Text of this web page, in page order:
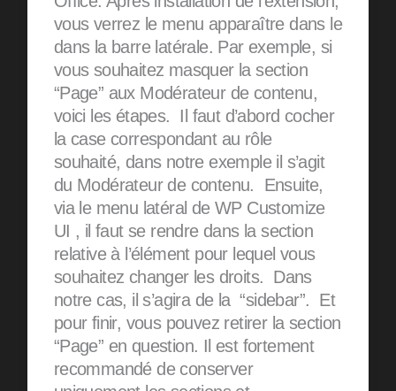
vous verrez le menu apparaître dans le
dans la barre latérale. Par exemple, si
vous souhaitez masquer la section
“Page” aux Modérateur de contenu,
voici les étapes. Il faut d’abord cocher
la case correspondant au rôle
souhaité, dans notre exemple il s’agit
du Modérateur de contenu. Ensuite,
via le menu latéral de WP Customize
UI , il faut se rendre dans la section
relative à l’élément pour lequel vous
souhaitez changer les droits. Dans
notre cas, il s’agira de la “sidebar”. Et
pour finir, vous pouvez retirer la section
“Page” en question. Il est fortement
recommandé de conserver